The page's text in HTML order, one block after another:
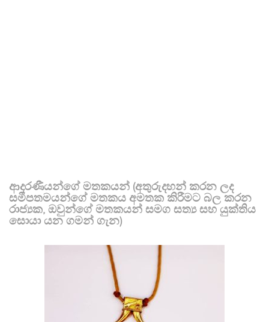
ආදරණීයන්ගේ මතකයන් (අතුරුදහන් කරන ලද
සමීපතමයන්ගේ මතකය අමතක කිරීමට බල කරන
රාජ්‍යක, ඔවුන්ගේ මතකයන් සමග සත්‍ය සහ යුක්තිය
සොයා යන ගමන් ගැන)